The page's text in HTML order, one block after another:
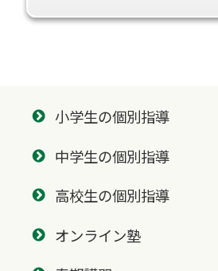
小学生の個別指導
中学生の個別指導
高校生の個別指導
オンライン塾